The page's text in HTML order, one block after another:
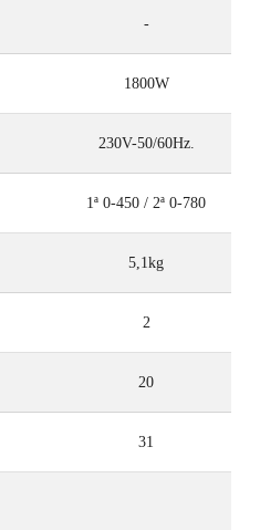
-
1800W
230V-50/60Hz.
1ª 0-450 / 2ª 0-780
5,1kg
2
20
31